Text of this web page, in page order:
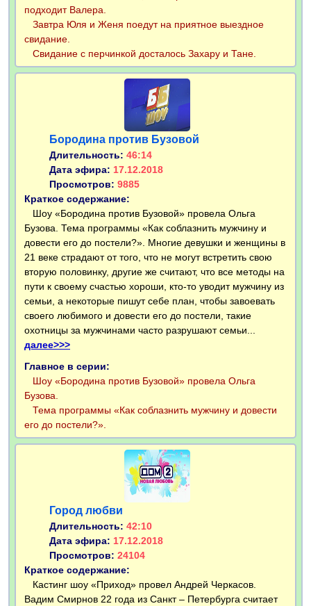
подходит Валера.
Завтра Юля и Женя поедут на приятное выездное
свидание.
Свидание с перчинкой досталось Захару и Тане.
Бородина против Бузовой
Длительность: 46:14
Дата эфира: 17.12.2018
Просмотров: 9885
Краткое содержание:
Шоу «Бородина против Бузовой» провела Ольга
Бузова. Тема программы «Как соблазнить мужчину и
довести его до постели?». Многие девушки и женщины в
21 веке страдают от того, что не могут встретить свою
вторую половинку, другие же считают, что все методы на
пути к своему счастью хороши, кто-то уводит мужчину из
семьи, а некоторые пишут себе план, чтобы завоевать
своего любимого и довести его до постели, такие
охотницы за мужчинами часто разрушают семьи...
далее>>>
Главное в серии:
Шоу «Бородина против Бузовой» провела Ольга
Бузова.
Тема программы «Как соблазнить мужчину и довести
его до постели?».
Город любви
Длительность: 42:10
Дата эфира: 17.12.2018
Просмотров: 24104
Краткое содержание:
Кастинг шоу «Приход» провел Андрей Черкасов.
Вадим Смирнов 22 года из Санкт – Петербурга считает